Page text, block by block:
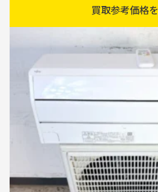
買取参考価格